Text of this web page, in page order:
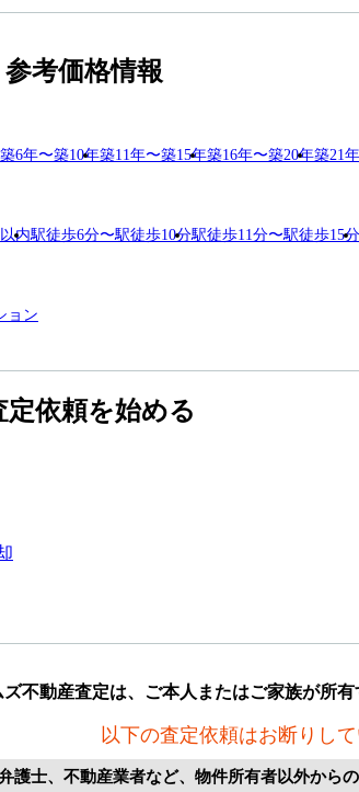
考価格情報
築6年〜築10年築11年〜築15年築16年〜築20年築21
内駅徒歩6分〜駅徒歩10分駅徒歩11分〜駅徒歩15分
ョン
依頼を始める
ズ不動産査定は、ご本人またはご家族が所
以下の査定依頼はお断りし
護士、不動産業者など、物件所有者以外から